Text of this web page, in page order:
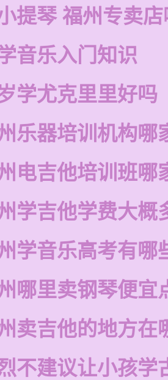
提琴 福州专卖
音乐入门知识
学尤克里里好吗
乐器培训机构哪
电吉他培训班哪
学吉他学费大概
学音乐高考有哪
哪里卖钢琴便宜
卖吉他的地方在
不建议让小孩学